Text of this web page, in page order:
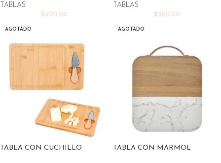
TABLAS
$420.00
TABLAS
$250.00
AGOTADO
TABLA CON CUCHILLO
AGOTADO
TABLA CON MARMOL